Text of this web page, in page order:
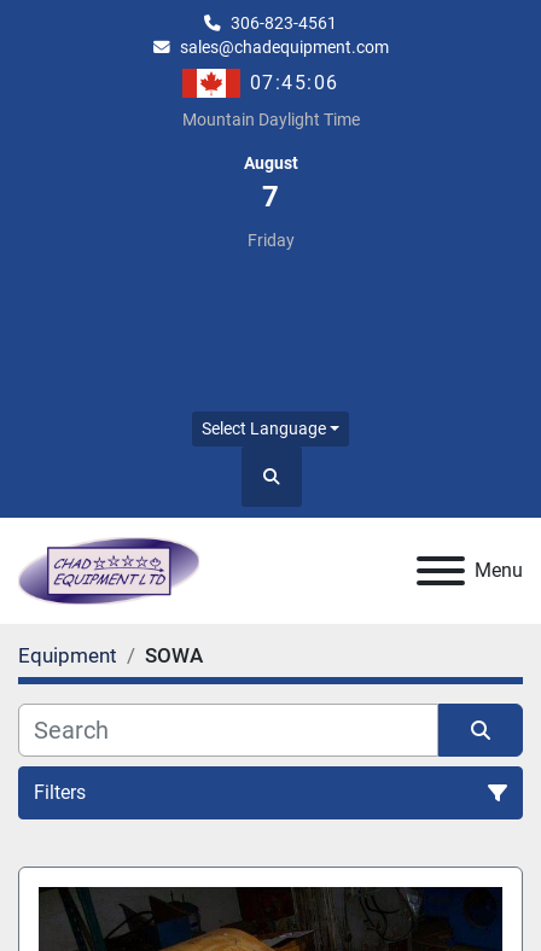
306-823-4561
sales@chadequipment.com
07:45:06
Mountain Daylight Time
August
7
Friday
Select Language
Search
Menu
Equipment SOWA
Filters
All Categories
Sort by